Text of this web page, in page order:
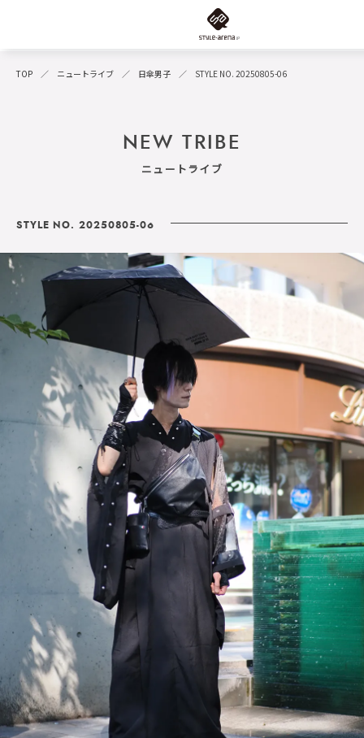
TOP ニュートライブ 日傘男子 STYLE NO. 20250805-06
NEW TRIBE
ニュートライブ
STYLE NO. 20250805-06